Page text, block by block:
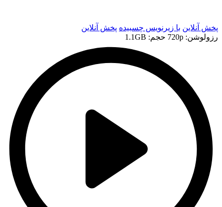
پخش آنلاین با زیرنویس چسبیده پخش آنلاین
رزولوشن: 720p
حجم: 1.1GB